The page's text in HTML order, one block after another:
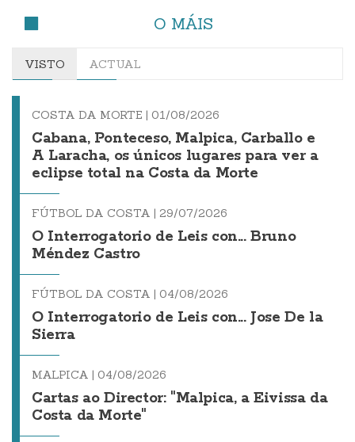
O MÁIS
VISTO ACTUAL
COSTA DA MORTE | 01/08/2026
Cabana, Ponteceso, Malpica, Carballo e
A Laracha, os únicos lugares para ver a
eclipse total na Costa da Morte
FÚTBOL DA COSTA | 29/07/2026
O Interrogatorio de Leis con... Bruno
Méndez Castro
FÚTBOL DA COSTA | 04/08/2026
O Interrogatorio de Leis con... Jose De la
Sierra
MALPICA | 04/08/2026
Cartas ao Director: "Malpica, a Eivissa da
Costa da Morte"